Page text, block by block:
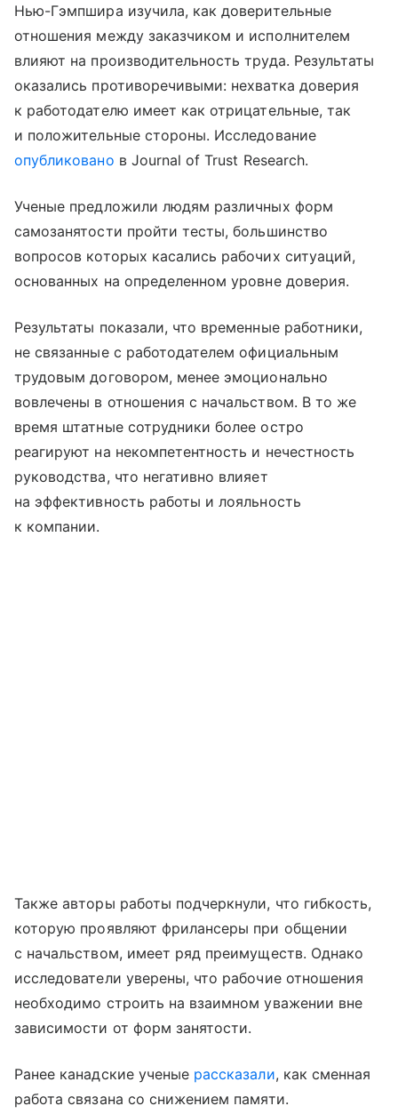
Нью-Гэмпшира изучила, как доверительные
отношения между заказчиком и исполнителем
влияют на производительность труда. Результаты
оказались противоречивыми: нехватка доверия
к работодателю имеет как отрицательные, так
и положительные стороны. Исследование
опубликовано в Journal of Trust Research.
Ученые предложили людям различных форм
самозанятости пройти тесты, большинство
вопросов которых касались рабочих ситуаций,
основанных на определенном уровне доверия.
Результаты показали, что временные работники,
не связанные с работодателем официальным
трудовым договором, менее эмоционально
вовлечены в отношения с начальством. В то же
время штатные сотрудники более остро
реагируют на некомпетентность и нечестность
руководства, что негативно влияет
на эффективность работы и лояльность
к компании.
Также авторы работы подчеркнули, что гибкость,
которую проявляют фрилансеры при общении
с начальством, имеет ряд преимуществ. Однако
исследователи уверены, что рабочие отношения
необходимо строить на взаимном уважении вне
зависимости от форм занятости.
Ранее канадские ученые рассказали, как сменная
работа связана со снижением памяти.